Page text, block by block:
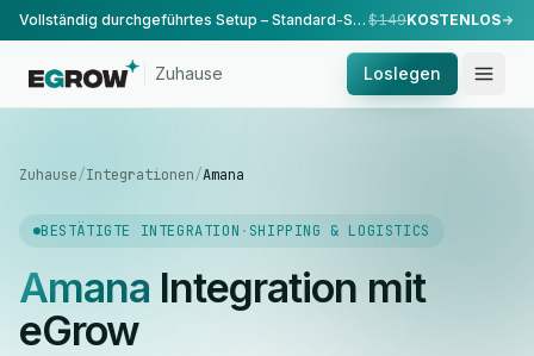
Vollständig durchgeführtes Setup – Standard-Setup, durchgeführt von unserem Team. $149KOSTENLOS
Zuhause Loslegen
Zuhause/Integrationen/Amana
BESTÄTIGTE INTEGRATION · SHIPPING & LOGISTICS
Amana Integration mit
eGrow